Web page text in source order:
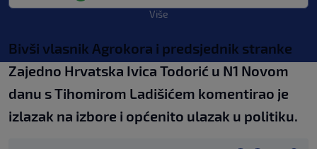
Više
Bivši vlasnik Agrokora i predsjednik stranke
Zajedno Hrvatska Ivica Todorić u N1 Novom
danu s Tihomirom Ladišićem komentirao je
izlazak na izbore i općenito ulazak u politiku.